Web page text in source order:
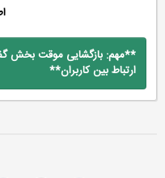
**مهم: بازگشایی موقت بخش
ارتباط بین کاربران**